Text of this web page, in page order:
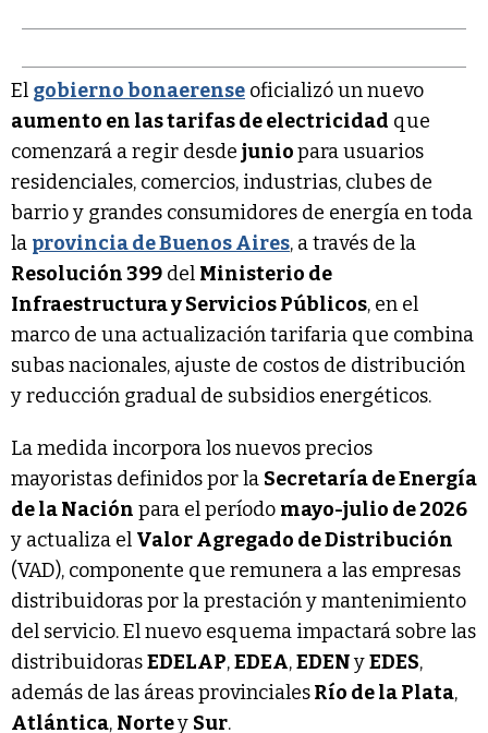
El gobierno bonaerense oficializó un nuevo
aumento en las tarifas de electricidad que
comenzará a regir desde juniopara usuarios
residenciales, comercios, industrias, clubes de
barrio y grandes consumidores de energía en toda
la provincia de Buenos Aires, a través de la
Resolución 399 del Ministerio de
Infraestructura y Servicios Públicos, en el
marco de una actualización tarifaria que combina
subas nacionales, ajuste de costos de distribución
y reducción gradual de subsidios energéticos.
La medida incorpora los nuevos precios
mayoristas definidos por la Secretaría de Energía
de la Nación para el período mayo-julio de 2026
y actualiza el Valor Agregado de Distribución
(VAD), componente que remunera a las empresas
distribuidoras por la prestación y mantenimiento
del servicio. El nuevo esquema impactará sobre las
distribuidorasEDELAP,EDEA,EDENyEDES,
además de las áreas provincialesRío de la Plata,
Atlántica, Nortey Sur.